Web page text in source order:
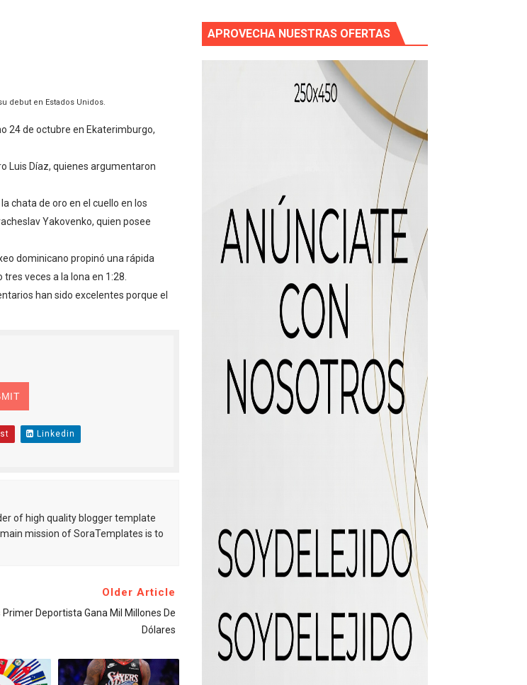
Distrito Nacional
otra persona herida
por expectativas de un acuerdo diplomático entre EEUU e Irán, tras la cancelación de un ataque.
amazónica de Ecuador
a nuevas evacuaciones
típico moderno con el lanzamiento de “Cosas Locas”
muertas y otra herida
hasta la muerte a su colega en directo
debut en Estados Unidos.
24 de octubre en Ekaterimburgo,
Luis Díaz, quienes argumentaron
chata de oro en el cuello en los
Yakovenko, quien posee
dominicano propinó una rápida
veces a la lona en 1:28.
han sido excelentes porque el
Linkedin
of high quality blogger template
mission of SoraTemplates is to
Older Article
Primer Deportista Gana Mil Millones De
Dólares
APROVECHA NUESTRAS OFERTAS